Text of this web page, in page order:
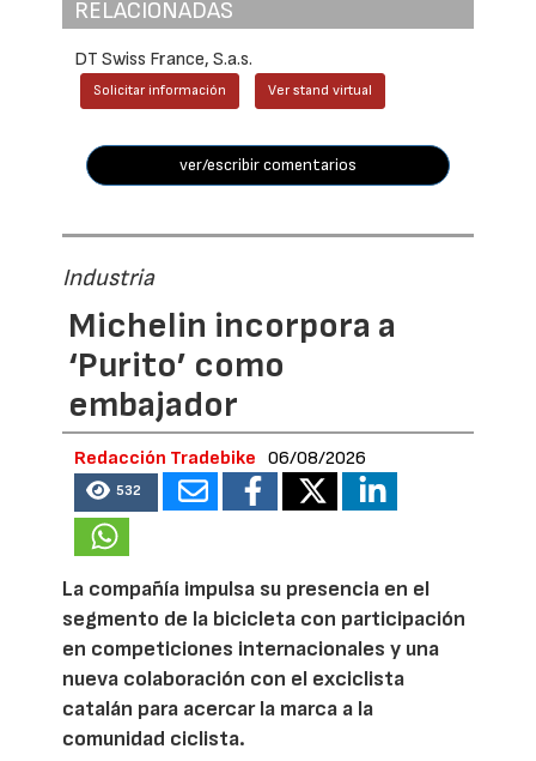
RELACIONADAS
DT Swiss France, S.a.s.
Solicitar información Ver stand virtual
ver/escribir comentarios
Industria
Michelin incorpora a
‘Purito’ como
embajador
Redacción Tradebike 06/08/2026
532
La compañía impulsa su presencia en el
segmento de la bicicleta con participación
en competiciones internacionales y una
nueva colaboración con el exciclista
catalán para acercar la marca a la
comunidad ciclista.